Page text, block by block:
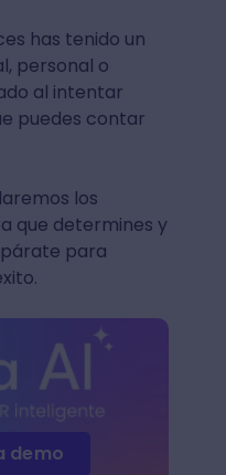
has tenido un
personal o
al intentar
puedes contar
los
que determines y
para
demo